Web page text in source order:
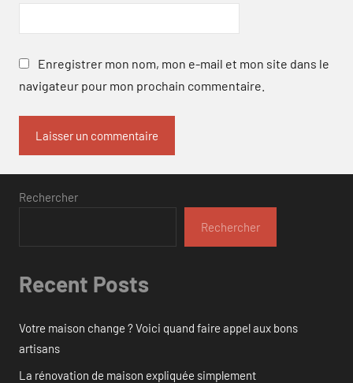
Enregistrer mon nom, mon e-mail et mon site dans le
navigateur pour mon prochain commentaire.
Rechercher
Rechercher
Recent Posts
Votre maison change ? Voici quand faire appel aux bons
artisans
La rénovation de maison expliquée simplement